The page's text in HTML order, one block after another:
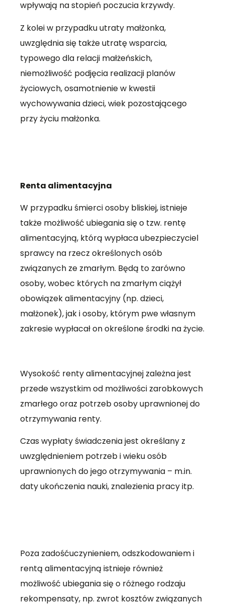
wpływają na stopień poczucia krzywdy.
Z kolei w przypadku utraty małżonka,
uwzględnia się także utratę wsparcia,
typowego dla relacji małżeńskich,
niemożliwość podjęcia realizacji planów
życiowych, osamotnienie w kwestii
wychowywania dzieci, wiek pozostającego
przy życiu małżonka.
Renta alimentacyjna
W przypadku śmierci osoby bliskiej, istnieje
także możliwość ubiegania się o tzw. rentę
alimentacyjną, którą wypłaca ubezpieczyciel
sprawcy na rzecz określonych osób
związanych ze zmarłym. Będą to zarówno
osoby, wobec których na zmarłym ciążył
obowiązek alimentacyjny (np. dzieci,
małżonek), jak i osoby, którym pwe własnym
zakresie wypłacał on określone środki na życie.
Wysokość renty alimentacyjnej zależna jest
przede wszystkim od możliwości zarobkowych
zmarłego oraz potrzeb osoby uprawnionej do
otrzymywania renty.
Czas wypłaty świadczenia jest określany z
uwzględnieniem potrzeb i wieku osób
uprawnionych do jego otrzymywania – m.in.
daty ukończenia nauki, znalezienia pracy itp.
Poza zadośćuczynieniem, odszkodowaniem i
rentą alimentacyjną istnieje również
możliwość ubiegania się o różnego rodzaju
rekompensaty, np. zwrot kosztów związanych